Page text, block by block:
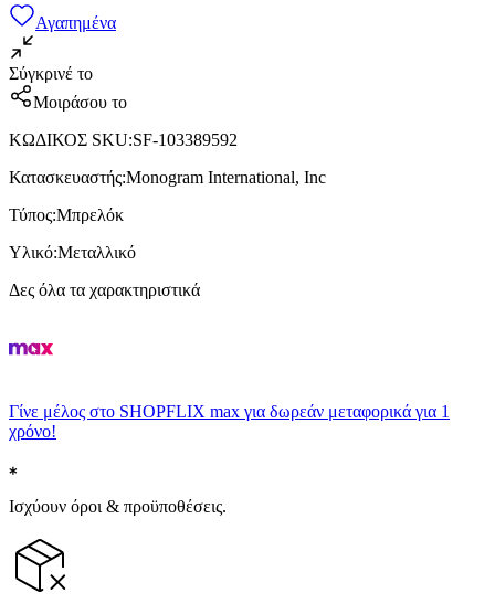
Αγαπημένα
Σύγκρινέ το
Μοιράσου το
ΚΩΔΙΚΟΣ SKU:SF-103389592
Κατασκευαστής:Monogram International, Inc
Τύπος:Μπρελόκ
Υλικό:Μεταλλικό
Δες όλα τα χαρακτηριστικά
Γίνε μέλος στο SHOPFLIX max για δωρεάν μεταφορικά για 1
χρόνο!
Ισχύουν όροι & προϋποθέσεις.